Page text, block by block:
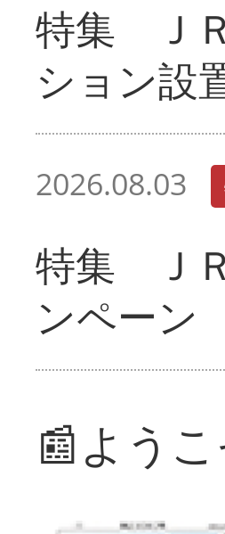
特集 Ｊ
ション設
2026.08.03
特集 Ｊ
ンペーン
📰よう